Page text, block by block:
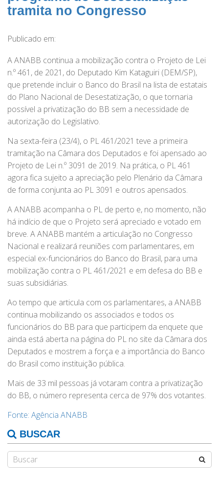
tramita no Congresso
Publicado em:
A ANABB continua a mobilização contra o Projeto de Lei
n.º 461, de 2021, do Deputado Kim Kataguiri (DEM/SP),
que pretende incluir o Banco do Brasil na lista de estatais
do Plano Nacional de Desestatização, o que tornaria
possível a privatização do BB sem a necessidade de
autorização do Legislativo.
Na sexta-feira (23/4), o PL 461/2021 teve a primeira
tramitação na Câmara dos Deputados e foi apensado ao
Projeto de Lei n.º 3091 de 2019. Na prática, o PL 461
agora fica sujeito a apreciação pelo Plenário da Câmara
de forma conjunta ao PL 3091 e outros apensados.
A ANABB acompanha o PL de perto e, no momento, não
há indício de que o Projeto será apreciado e votado em
breve. A ANABB mantém a articulação no Congresso
Nacional e realizará reuniões com parlamentares, em
especial ex-funcionários do Banco do Brasil, para uma
mobilização contra o PL 461/2021 e em defesa do BB e
suas subsidiárias.
Ao tempo que articula com os parlamentares, a ANABB
continua mobilizando os associados e todos os
funcionários do BB para que participem da enquete que
ainda está aberta na página do PL no site da Câmara dos
Deputados e mostrem a força e a importância do Banco
do Brasil como instituição pública.
Mais de 33 mil pessoas já votaram contra a privatização
do BB, o número representa cerca de 97% dos votantes.
Fonte: Agência ANABB
BUSCAR